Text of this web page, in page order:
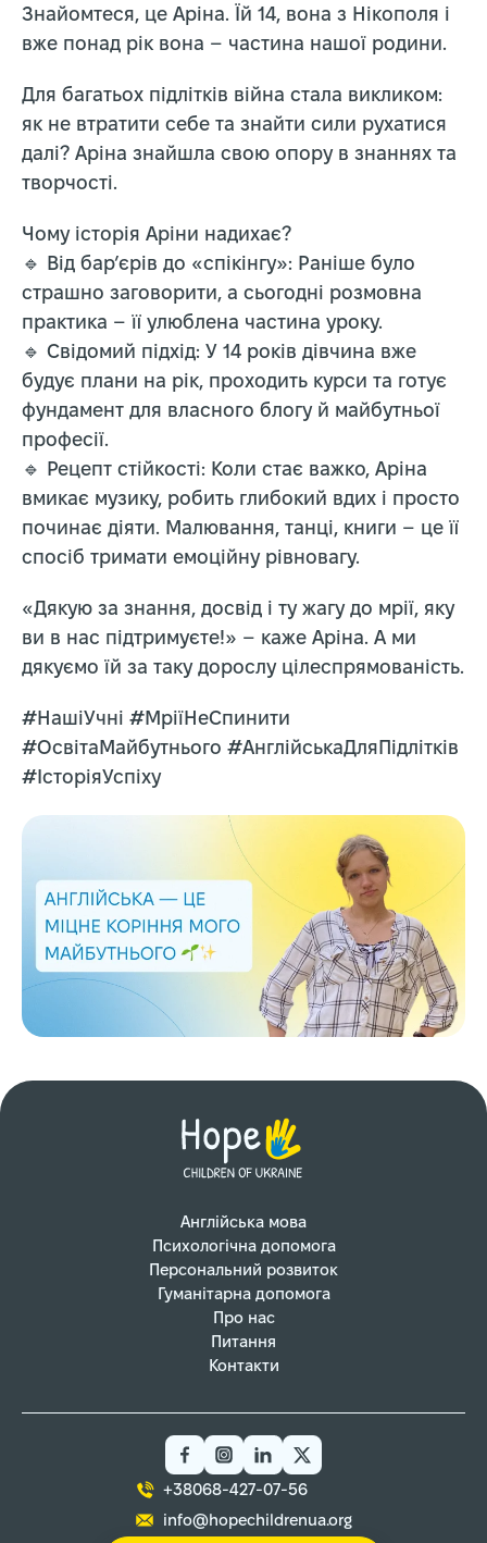
Знайомтеся, це Аріна. Їй 14, вона з Нікополя і
вже понад рік вона – частина нашої родини.
Для багатьох підлітків війна стала викликом:
як не втратити себе та знайти сили рухатися
далі? Аріна знайшла свою опору в знаннях та
творчості.
Чому історія Аріни надихає?
🔹 Від бар’єрів до «спікінгу»: Раніше було
страшно заговорити, а сьогодні розмовна
практика – її улюблена частина уроку.
🔹 Свідомий підхід: У 14 років дівчина вже
будує плани на рік, проходить курси та готує
фундамент для власного блогу й майбутньої
професії.
🔹 Рецепт стійкості: Коли стає важко, Аріна
вмикає музику, робить глибокий вдих і просто
починає діяти. Малювання, танці, книги – це її
спосіб тримати емоційну рівновагу.
«Дякую за знання, досвід і ту жагу до мрії, яку
ви в нас підтримуєте!» – каже Аріна. А ми
дякуємо їй за таку дорослу цілеспрямованість.
#НашіУчні #МріїНеСпинити
#ОсвітаМайбутнього #АнглійськаДляПідлітків
#ІсторіяУспіху
Англійська мова
Психологічна допомога
Персональний розвиток
Гуманітарна допомога
Про нас
Питання
Контакти
+38068-427-07-56
info@hopechildrenua.org